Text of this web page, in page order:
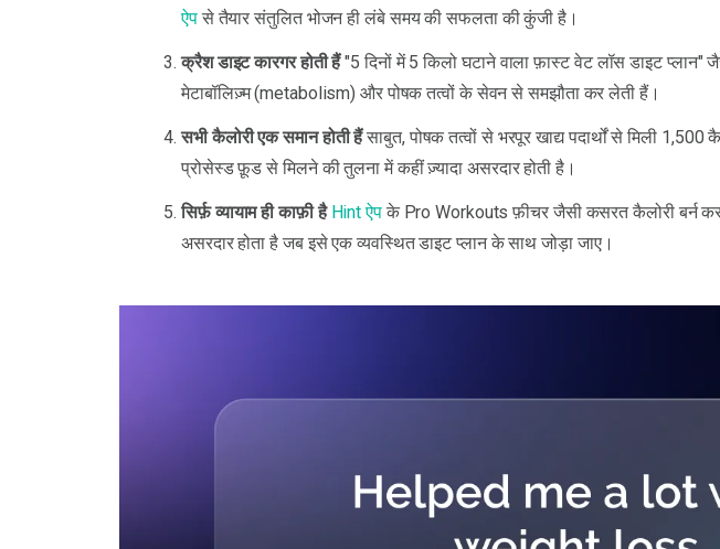
ऐपसे तैयार संतुलित भोजन ही लंबे समय की सफलता की कुंजी है।
क्रैश डाइट कारगर होती हैं"5 दिनों में 5 किलो घटाने वाला फ़ास्ट वेट लॉस डाइट
मेटाबॉलिज़्म (metabolism) और पोषक तत्वों के सेवन से समझौता कर लेती हैं।
सभी कैलोरी एक समान होती हैंसाबुत, पोषक तत्वों से भरपूर खाद्य पदार्थों से मिली
प्रोसेस्ड फ़ूड से मिलने की तुलना में कहीं ज़्यादा असरदार होती है।
सिर्फ़ व्यायाम ही काफ़ी है Hint ऐपके Pro Workouts फ़ीचर जैसी कसरत कैलोरी बर्न
असरदार होता है जब इसे एक व्यवस्थित डाइट प्लान के साथ जोड़ा जाए।